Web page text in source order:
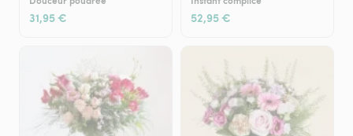
31,95 € 52,95 €